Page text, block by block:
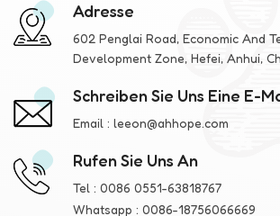
Adresse
602 Penglai Road, Economic And
Development Zone, Hefei, Anhui,
Schreiben Sie Uns Eine E-
Email : leeon@ahhope.com
Rufen Sie Uns An
Tel : 0086 0551-63818767
Whatsapp : 0086-18756066669